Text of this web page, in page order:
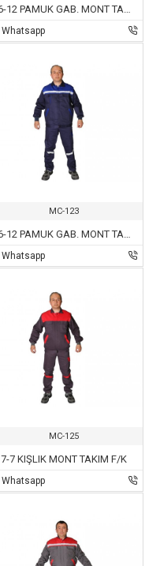
16-12 PAMUK GAB. MONT TAKIM F/T
Whatsapp
MC-123
16-12 PAMUK GAB. MONT TAKIM L/M
Whatsapp
MC-125
7-7 KIŞLIK MONT TAKIM F/K
Whatsapp